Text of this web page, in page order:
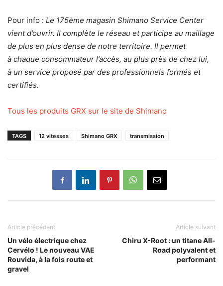
Pour info : Le 175ème magasin Shimano Service Center
vient d’ouvrir. Il complète le réseau et participe au maillage
de plus en plus dense de notre territoire. Il permet
à chaque consommateur l’accès, au plus près de chez lui,
à un service proposé par des professionnels formés et
certifiés.
Tous les produits GRX sur le site de Shimano
TAGS 12 vitesses Shimano GRX transmission
Article précédent
Un vélo électrique chez
Cervélo ! Le nouveau VAE
Rouvida, à la fois route et
gravel
Article suivant
Chiru X-Root : un titane All-
Road polyvalent et
performant